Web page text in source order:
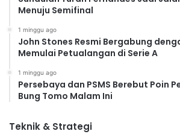
Menuju Semifinal
1 minggu ago
John Stones Resmi Bergabung
Memulai Petualangan di Serie A
1 minggu ago
Persebaya dan PSMS Berebut Poin
Bung Tomo Malam Ini
Teknik & Strategi